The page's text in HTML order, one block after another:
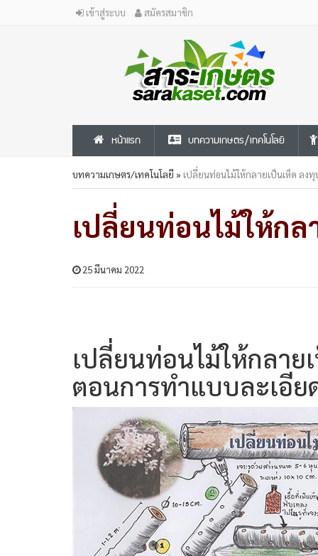
เข้าสู่ระบบ สมัครสมาชิก
หน้าแรก บทความเกษตร/เทคโนโลยี
บทความเกษตร/เทคโนโลยี » เปลี่ยนท่อนไม้ให้กลายเป็นเห็ด ลงทุ
เปลี่ยนท่อนไม้ให้ก
25 มีนาคม 2022
เปลี่ยนท่อนไม้ให้กลา
ตอนการทำแบบละเอีย